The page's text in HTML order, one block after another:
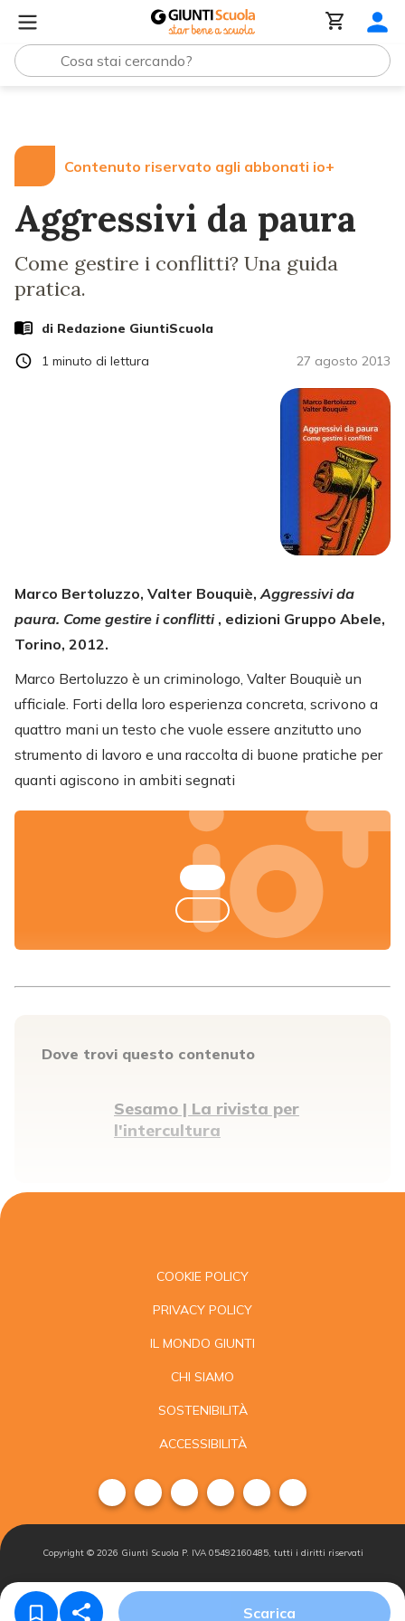
Contenuto riservato agli abbonati io+
Aggressivi da paura
Come gestire i conflitti? Una guida
pratica.
di Redazione GiuntiScuola
27 agosto 2013
1 minuto di lettura
Marco Bertoluzzo, Valter Bouquiè,Aggressivi da
paura. Come gestire i conflitti , edizioni Gruppo Abele,
Torino, 2012.
Marco Bertoluzzo è un criminologo, Valter Bouquiè un
ufficiale. Forti della loro esperienza concreta, scrivono a
quattro mani un testo che vuole essere anzitutto uno
strumento di lavoro e una raccolta di buone pratiche per
quanti agiscono in ambiti segnati
Dove trovi questo contenuto
Sesamo | La rivista per
l'intercultura
Scarica
COOKIE POLICY
PRIVACY POLICY
IL MONDO GIUNTI
CHI SIAMO
SOSTENIBILITÀ
ACCESSIBILITÀ
Copyright © 2026 Giunti Scuola P. IVA 05492160485, tutti i diritti riservati
Condizioni di
vendita
Gestisci i
Iscriviti alla
newsletter